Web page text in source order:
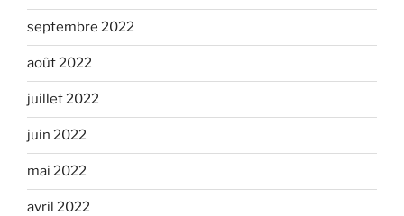
septembre 2022
août 2022
juillet 2022
juin 2022
mai 2022
avril 2022